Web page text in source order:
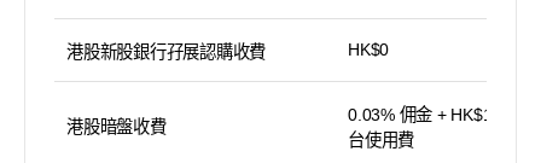
港股新股銀行孖展認購收費 HK$0
港股暗盤收費
0.03% 佣金 + HK$15 平
台使用費